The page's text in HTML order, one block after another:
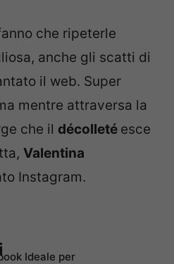
che ripeterle
anche gli scatti di
il web. Super
mentre attraversa la
che il décolleté esce
Valentina
Instagram.
Ideale per